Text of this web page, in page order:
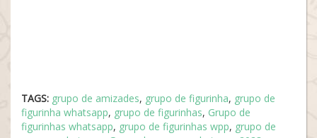
TAGS: grupo de amizades, grupo de figurinha, grupo de
figurinha whatsapp, grupo de figurinhas, Grupo de
figurinhas whatsapp, grupo de figurinhas wpp, grupo de